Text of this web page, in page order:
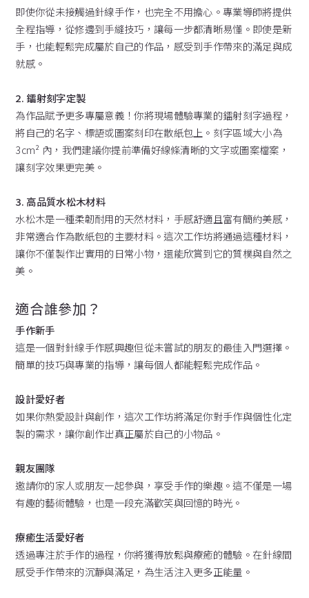
即使你從未接觸過針線手作，也完全不用擔心。專業導師將提供
全程指導，從修邊到手縫技巧，讓每一步都清晰易懂。即使是新
手，也能輕鬆完成屬於自己的作品，感受到手作帶來的滿足與成
就感。
2. 鐳射刻字定製
為作品賦予更多專屬意義！你將現場體驗專業的鐳射刻字過程，
將自己的名字、標語或圖案刻印在散紙包上。刻字區域大小為
3cm² 內，我們建議你提前準備好線條清晰的文字或圖案檔案，
讓刻字效果更完美。
3. 高品質水松木材料
水松木是一種柔韌耐用的天然材料，手感舒適且富有簡約美感，
非常適合作為散紙包的主要材料。這次工作坊將通過這種材料，
讓你不僅製作出實用的日常小物，還能欣賞到它的質樸與自然之
美。
適合誰參加？
手作新手
這是一個對針線手作感興趣但從未嘗試的朋友的最佳入門選擇。
簡單的技巧與專業的指導，讓每個人都能輕鬆完成作品。
設計愛好者
如果你熱愛設計與創作，這次工作坊將滿足你對手作與個性化定
製的需求，讓你創作出真正屬於自己的小物品。
親友團隊
邀請你的家人或朋友一起參與，享受手作的樂趣。這不僅是一場
有趣的藝術體驗，也是一段充滿歡笑與回憶的時光。
療癒生活愛好者
透過專注於手作的過程，你將獲得放鬆與療癒的體驗。在針線間
感受手作帶來的沉靜與滿足，為生活注入更多正能量。